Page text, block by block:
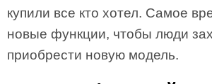
купили все кто хотел. Самое
новые функции, чтобы люди
приобрести новую модель.